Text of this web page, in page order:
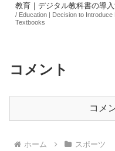
教育｜デジタル教科書の導
/ Education | Decision to Introduce
Textbooks
コメント
コメ
ホーム スポーツ